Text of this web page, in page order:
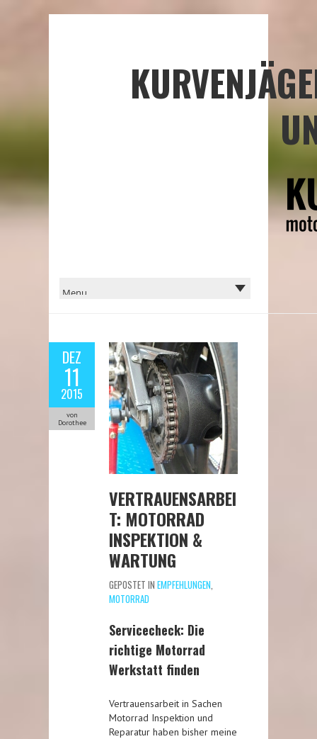
DEZ
11
2015
von
Dorothee
VERTRAUENSARBEI
T: MOTORRAD
INSPEKTION &
WARTUNG
GEPOSTET IN EMPFEHLUNGEN,
MOTORRAD
Servicecheck: Die
richtige Motorrad
Werkstatt finden
Vertrauensarbeit in Sachen
Motorrad Inspektion und
Reparatur haben bisher meine